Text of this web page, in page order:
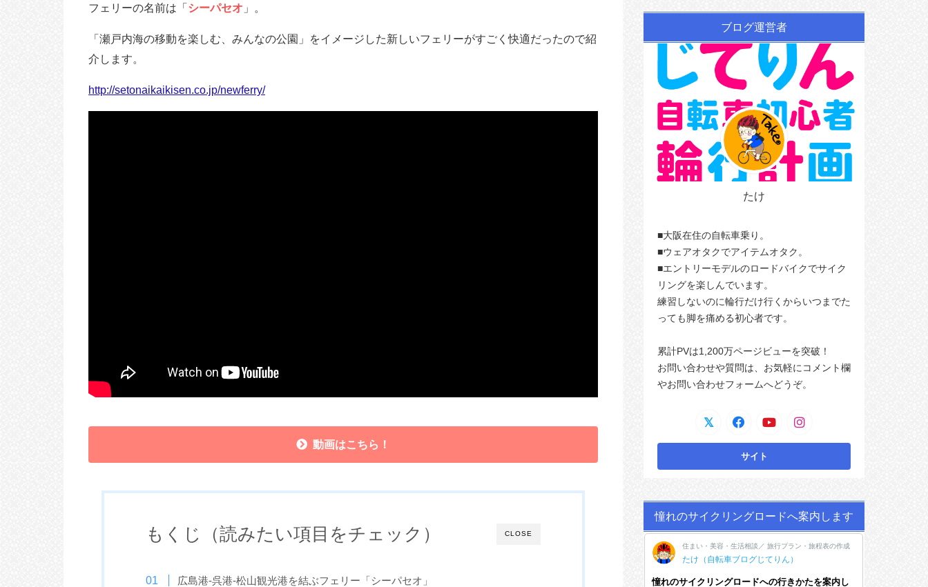
フェリーの名前は「 シーパセオ 」。
「瀬戸内海の移動を楽しむ、みんなの公園」をイメージした新しいフェリーがすごく快適だったので紹
介します。
http://setonaikaikisen.co.jp/newferry/
動画はこちら！
CLOSE
もくじ（読みたい項目をチェック）
広島港-呉港-松山観光港を結ぶフェリー「シーパセオ」
ブログ運営者
たけ
■大阪在住の自転車乗り。
■ウェアオタクでアイテムオタク。
■エントリーモデルのロードバイクでサイク
リングを楽しんでいます。
練習しないのに輪行だけ行くからいつまでた
っても脚を痛める初心者です。
累計PVは1,200万ページビューを突破！
お問い合わせや質問は、お気軽にコメント欄
やお問い合わせフォームへどうぞ。
憧れのサイクリングロードへ案内します